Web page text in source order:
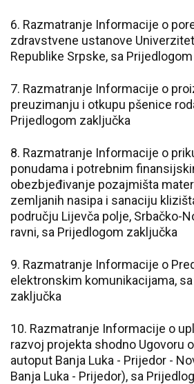
6. Razmatranje Informacije o
zdravstvene ustanove
Republike Srpske, sa
7. Razmatranje Informacije o
preuzimanju i otkupu pšenice
Prijedlogom zaključka
8. Razmatranje Informacije o
ponudama i potrebnim
obezbjeđivanje pozajmišta
zemljanih nasipa i sanaciju
području Lijevča polje, Srbačko-
ravni, sa Prijedlogom zaključka
9. Razmatranje Informacije o
elektronskim komunikacijama,
zaključka
10. Razmatranje Informacije o
razvoj projekta shodno Ugovoru
autoput Banja Luka - Prijedor -
Banja Luka - Prijedor), sa